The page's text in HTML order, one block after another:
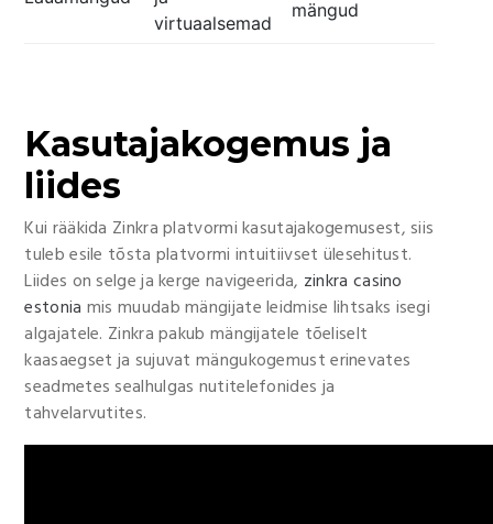
virtuaalsemad
mängud
Kasutajakogemus ja
liides
Kui rääkida Zinkra platvormi kasutajakogemusest, siis
tuleb esile tõsta platvormi intuitiivset ülesehitust.
Liides on selge ja kerge navigeerida, zinkra casino
estonia mis muudab mängijate leidmise lihtsaks isegi
algajatele. Zinkra pakub mängijatele tõeliselt
kaasaegset ja sujuvat mängukogemust erinevates
seadmetes sealhulgas nutitelefonides ja
tahvelarvutites.